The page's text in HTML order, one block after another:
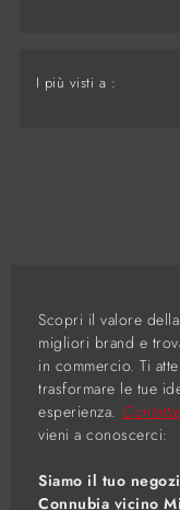
I più visti a :
Scopri il valore
migliori brand e
in commercio. Ti
trasformare le tue
esperienza.
vieni a conoscerci:
Siamo il tuo
Connubia vicino